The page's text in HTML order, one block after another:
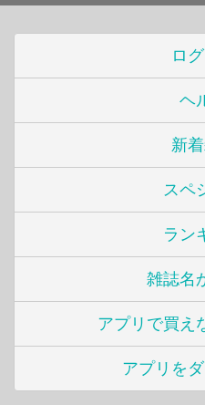
ロ
ヘ
新
スペ
ラン
雑誌名
アプリで買え
アプリを